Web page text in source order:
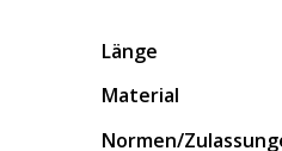
Länge
Material
Normen/